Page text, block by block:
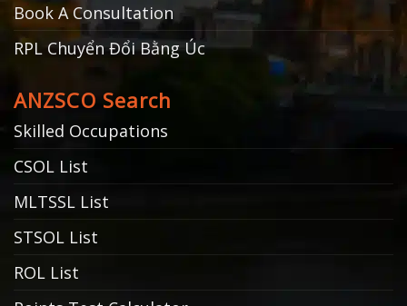
Book A Consultation
RPL Chuyển Đổi Bằng Úc
ANZSCO Search
Skilled Occupations
CSOL List
MLTSSL List
STSOL List
ROL List